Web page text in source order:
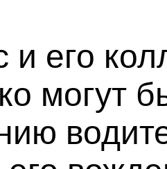
и его
могут